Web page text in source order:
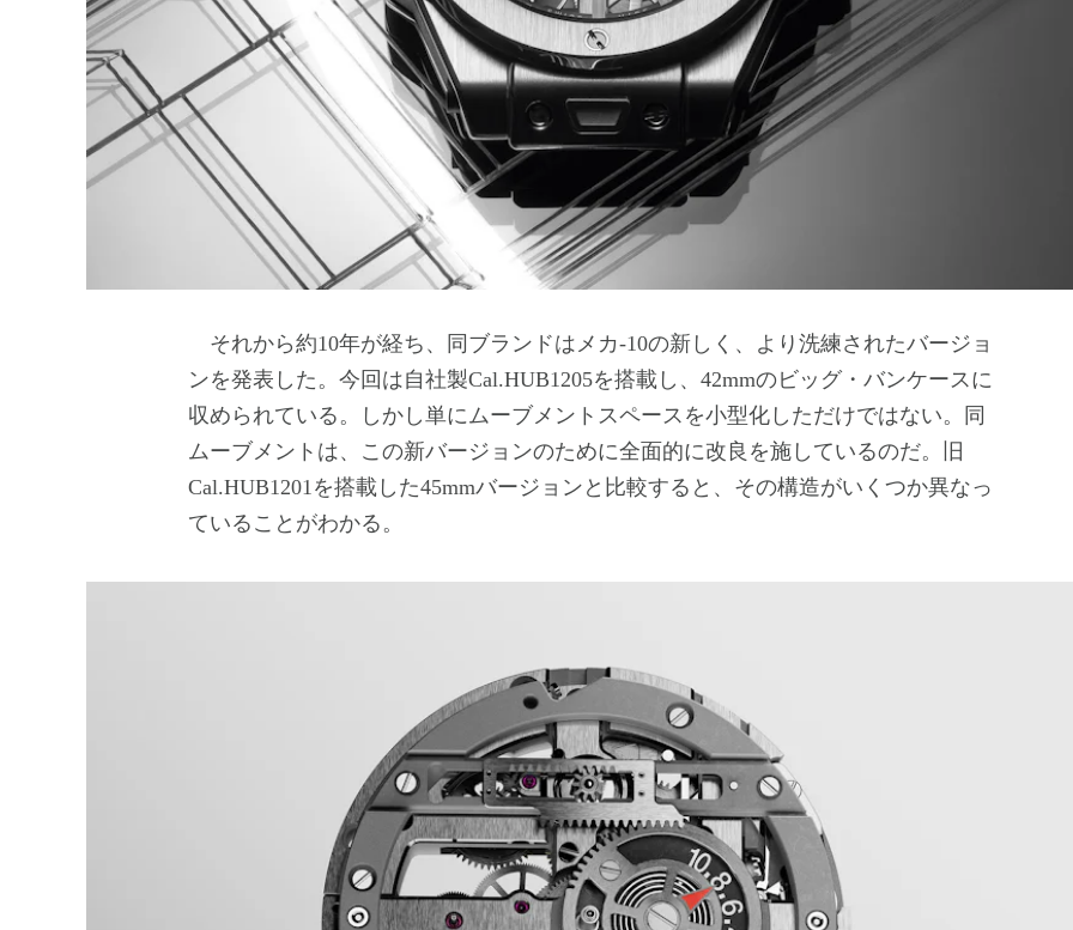
それから約10年が経ち、同ブランドはメカ-10の新しく、より洗練されたバージョ
ンを発表した。今回は自社製Cal.HUB1205を搭載し、42mmのビッグ・バンケースに
収められている。しかし単にムーブメントスペースを小型化しただけではない。同
ムーブメントは、この新バージョンのために全面的に改良を施しているのだ。旧
Cal.HUB1201を搭載した45mmバージョンと比較すると、その構造がいくつか異なっ
ていることがわかる。